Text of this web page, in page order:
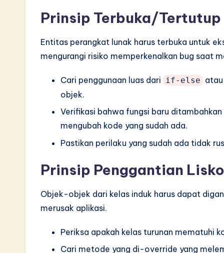
Prinsip Terbuka/Tertutup
Entitas perangkat lunak harus terbuka untuk
mengurangi risiko memperkenalkan bug saat
Cari penggunaan luas dari if-else atau
objek.
Verifikasi bahwa fungsi baru
mengubah kode yang sudah ada.
Pastikan perilaku yang sudah ada tidak
Prinsip Penggantian
Objek-objek dari kelas induk harus dapat
merusak aplikasi.
Periksa apakah kelas turunan mematuhi
Cari metode yang di-override yang